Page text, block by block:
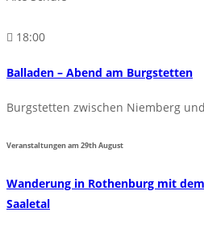
18:00
Balladen – Abend am Burgstetten
Burgstetten zwischen Niemberg
Veranstaltungen am29thAugust
Wanderung in Rothenburg mit
Saaletal